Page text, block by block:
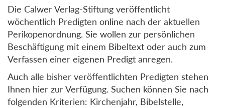
Die Calwer Verlag-Stiftung veröffentlicht
wöchentlich Predigten online nach der aktuellen
Perikopenordnung. Sie wollen zur persönlichen
Beschäftigung mit einem Bibeltext oder auch zum
Verfassen einer eigenen Predigt anregen.
Auch alle bisher veröffentlichten Predigten stehen
Ihnen hier zur Verfügung. Suchen können Sie nach
folgenden Kriterien: Kirchenjahr, Bibelstelle,